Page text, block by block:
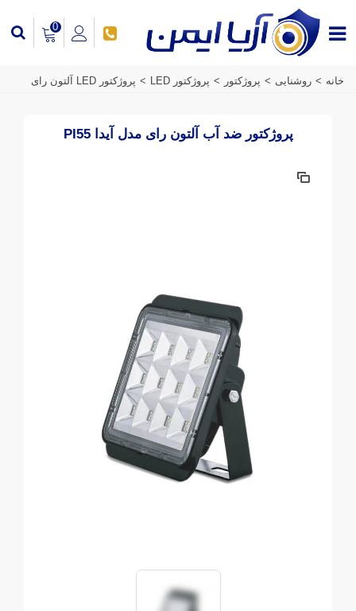
0
خانه > روشنایی > پروژکتور > پروژکتور LED > پروژکتور LED آلتون رای
پروژکتور ضد آب آلتون رای مدل آیدا PI55